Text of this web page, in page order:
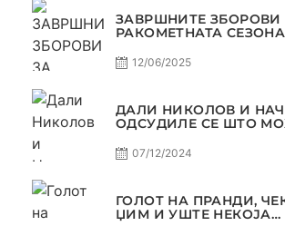
ЗАВРШНИТЕ ЗБОРОВИ
РАКОМЕТНАТА СЕЗОНА
С4Е11
12/06/2025
ДАЛИ НИКОЛОВ И
ОДСУДИЛЕ СЕ ШТО
07/12/2024
ГОЛОТ НА ПРАНДИ,
ЏИМ И УШТЕ НЕКОЈА